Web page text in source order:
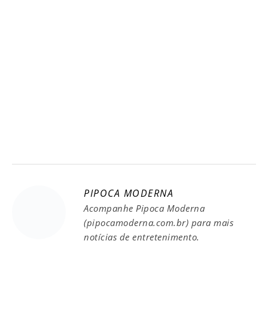
PIPOCA MODERNA
Acompanhe Pipoca Moderna
(pipocamoderna.com.br) para mais
notícias de entretenimento.